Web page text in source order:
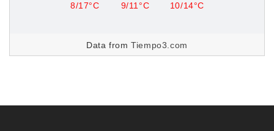
8/17°C 9/11°C 10/14°C
Data fromTiempo3.com